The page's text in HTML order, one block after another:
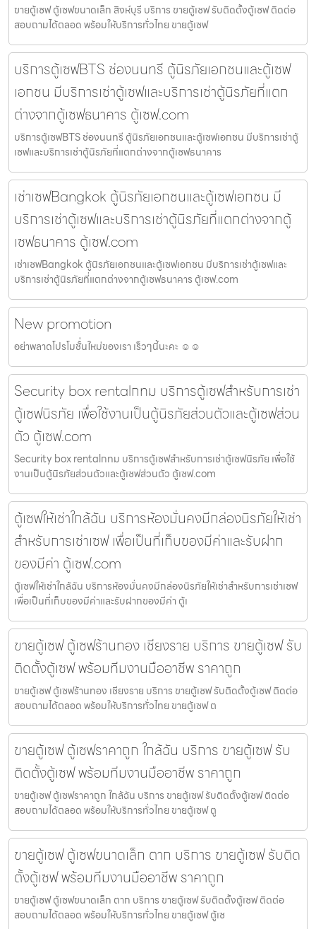
ขายตู้เซฟ ตู้เซฟขนาดเล็ก สิงห์บุรี บริการ ขายตู้เซฟ รับติดตั้งตู้เซฟ ติดต่อ
สอบถามได้ตลอด พร้อมให้บริการทั่วไทย ขายตู้เซฟ
บริการตู้เซฟBTS ช่องนนทรี ตู้นิรภัยเอกชนและตู้เซฟ
เอกชน มีบริการเช่าตู้เซฟและบริการเช่าตู้นิรภัยที่แตก
ต่างจากตู้เซฟธนาคาร ตู้เซฟ.com
บริการตู้เซฟBTS ช่องนนทรี ตู้นิรภัยเอกชนและตู้เซฟเอกชน มีบริการเช่าตู้
เซฟและบริการเช่าตู้นิรภัยที่แตกต่างจากตู้เซฟธนาคาร
เช่าเซฟBangkok ตู้นิรภัยเอกชนและตู้เซฟเอกชน มี
บริการเช่าตู้เซฟและบริการเช่าตู้นิรภัยที่แตกต่างจากตู้
เซฟธนาคาร ตู้เซฟ.com
เช่าเซฟBangkok ตู้นิรภัยเอกชนและตู้เซฟเอกชน มีบริการเช่าตู้เซฟและ
บริการเช่าตู้นิรภัยที่แตกต่างจากตู้เซฟธนาคาร ตู้เซฟ.com
New promotion
อย่าพลาดโปรโมชั้่นใหม่ของเรา เร็วๆนี้นะคะ ☺️☺️
Security box rentalกทม บริการตู้เซฟสำหรับการเช่า
ตู้เซฟนิรภัย เพื่อใช้งานเป็นตู้นิรภัยส่วนตัวและตู้เซฟส่วน
ตัว ตู้เซฟ.com
Security box rentalกทม บริการตู้เซฟสำหรับการเช่าตู้เซฟนิรภัย เพื่อใช้
งานเป็นตู้นิรภัยส่วนตัวและตู้เซฟส่วนตัว ตู้เซฟ.com
ตู้เซฟให้เช่าใกล้ฉัน บริการห้องมั่นคงมีกล่องนิรภัยให้เช่า
สำหรับการเช่าเซฟ เพื่อเป็นที่เก็บของมีค่าและรับฝาก
ของมีค่า ตู้เซฟ.com
ตู้เซฟให้เช่าใกล้ฉัน บริการห้องมั่นคงมีกล่องนิรภัยให้เช่าสำหรับการเช่าเซฟ
เพื่อเป็นที่เก็บของมีค่าและรับฝากของมีค่า ตู้เ
ขายตู้เซฟ ตู้เซฟร้านทอง เชียงราย บริการ ขายตู้เซฟ รับ
ติดตั้งตู้เซฟ พร้อมทีมงานมืออาชีพ ราคาถูก
ขายตู้เซฟ ตู้เซฟร้านทอง เชียงราย บริการ ขายตู้เซฟ รับติดตั้งตู้เซฟ ติดต่อ
สอบถามได้ตลอด พร้อมให้บริการทั่วไทย ขายตู้เซฟ ต
ขายตู้เซฟ ตู้เซฟราคาถูก ใกล้ฉัน บริการ ขายตู้เซฟ รับ
ติดตั้งตู้เซฟ พร้อมทีมงานมืออาชีพ ราคาถูก
ขายตู้เซฟ ตู้เซฟราคาถูก ใกล้ฉัน บริการ ขายตู้เซฟ รับติดตั้งตู้เซฟ ติดต่อ
สอบถามได้ตลอด พร้อมให้บริการทั่วไทย ขายตู้เซฟ ตู
ขายตู้เซฟ ตู้เซฟขนาดเล็ก ตาก บริการ ขายตู้เซฟ รับติด
ตั้งตู้เซฟ พร้อมทีมงานมืออาชีพ ราคาถูก
ขายตู้เซฟ ตู้เซฟขนาดเล็ก ตาก บริการ ขายตู้เซฟ รับติดตั้งตู้เซฟ ติดต่อ
สอบถามได้ตลอด พร้อมให้บริการทั่วไทย ขายตู้เซฟ ตู้เซ